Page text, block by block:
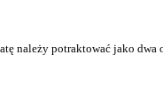
należy potraktować jako dwa